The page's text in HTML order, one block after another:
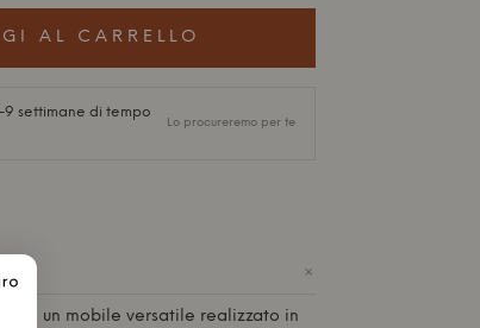
AL CARRELLO
settimane di tempo
Lo procureremo per te
+
è un mobile versatile realizzato in